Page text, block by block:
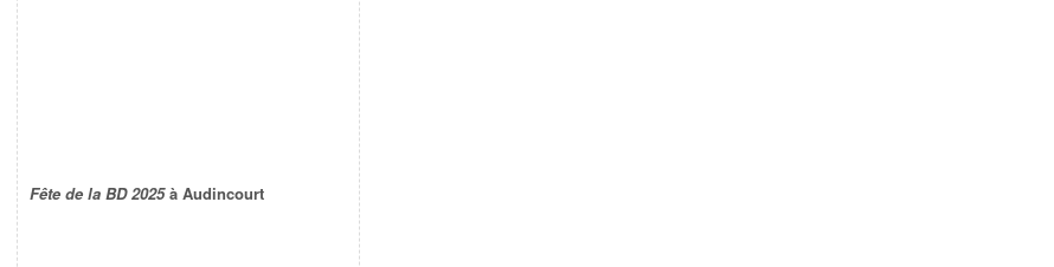
Fête de la BD 2025à Audincourt